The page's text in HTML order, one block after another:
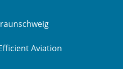
Aviation